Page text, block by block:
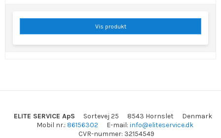
Vis produkt
ELITE SERVICE ApS Sortevej 25 8543 Hornslet
Denmark
Mobil nr.: 86156302 E-mail: info@eliteservice.dk
CVR-nummer: 32154549